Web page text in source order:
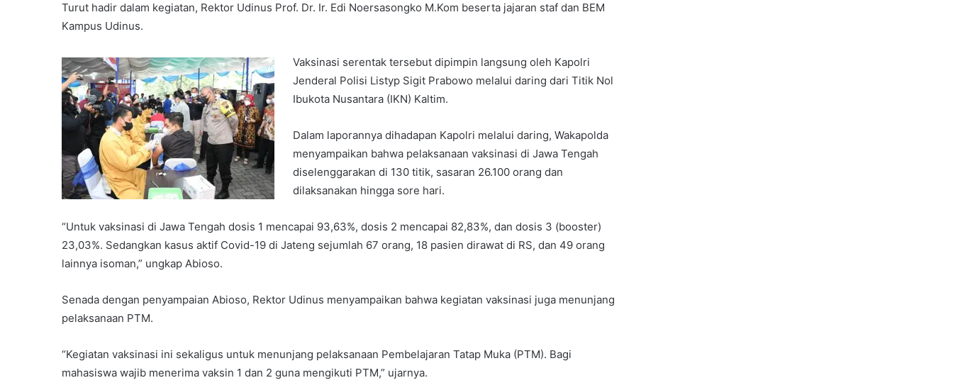
Turut hadir dalam kegiatan, Rektor Udinus Prof. Dr. Ir. Edi Noersasongko M.Kom beserta jajaran staf dan BEM
Kampus Udinus.
Vaksinasi serentak tersebut dipimpin langsung oleh Kapolri
Jenderal Polisi Listyp Sigit Prabowo melalui daring dari Titik Nol
Ibukota Nusantara (IKN) Kaltim.
Dalam laporannya dihadapan Kapolri melalui daring, Wakapolda
menyampaikan bahwa pelaksanaan vaksinasi di Jawa Tengah
diselenggarakan di 130 titik, sasaran 26.100 orang dan
dilaksanakan hingga sore hari.
“Untuk vaksinasi di Jawa Tengah dosis 1 mencapai 93,63%, dosis 2 mencapai 82,83%, dan dosis 3 (booster)
23,03%. Sedangkan kasus aktif Covid-19 di Jateng sejumlah 67 orang, 18 pasien dirawat di RS, dan 49 orang
lainnya isoman,” ungkap Abioso.
Senada dengan penyampaian Abioso, Rektor Udinus menyampaikan bahwa kegiatan vaksinasi juga menunjang
pelaksanaan PTM.
“Kegiatan vaksinasi ini sekaligus untuk menunjang pelaksanaan Pembelajaran Tatap Muka (PTM). Bagi
mahasiswa wajib menerima vaksin 1 dan 2 guna mengikuti PTM,” ujarnya.